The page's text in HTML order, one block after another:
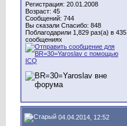
Регистрация: 20.01.2008
Возраст: 45
Сообщений: 744
Вы сказали Спасибо: 848
Поблагодарили 1,829 раз(а) в 435
сообщениях
04.04.2014, 12:52